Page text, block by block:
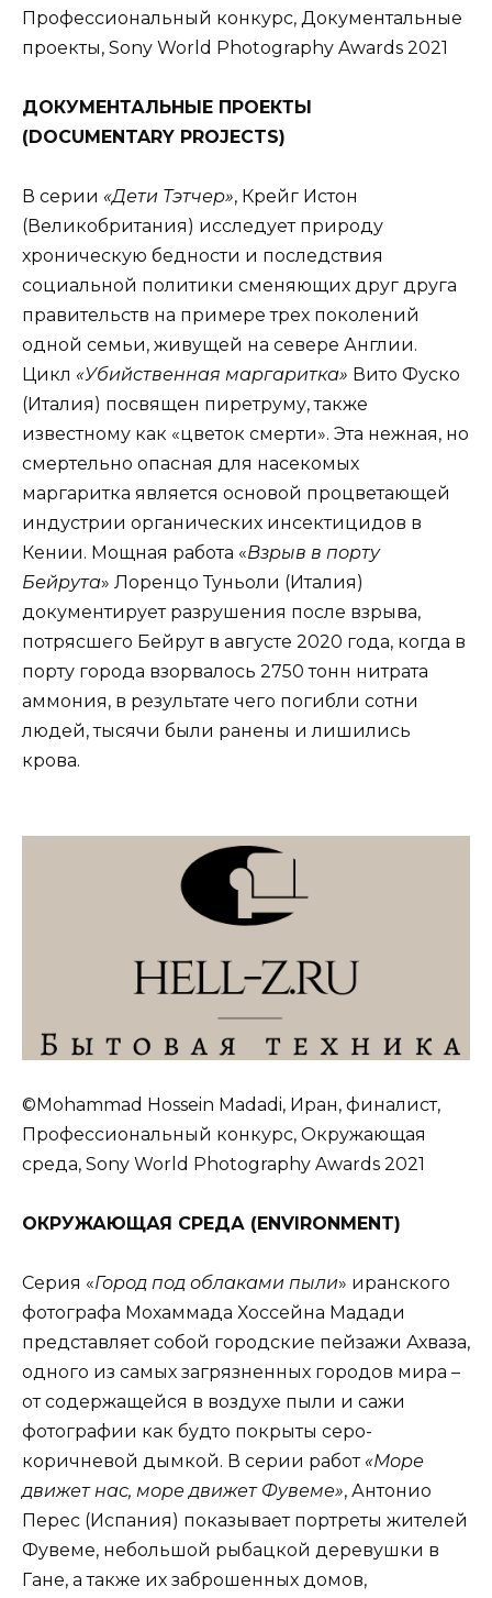
Профессиональный конкурс, Документальные
проекты, Sony World Photography Awards 2021
ДОКУМЕНТАЛЬНЫЕ ПРОЕКТЫ
(DOCUMENTARY PROJECTS)
В серии «Дети Тэтчер», Крейг Истон
(Великобритания) исследует природу
хроническую бедности и последствия
социальной политики сменяющих друг друга
правительств на примере трех поколений
одной семьи, живущей на севере Англии.
Цикл «Убийственная маргаритка» Вито Фуско
(Италия) посвящен пиретруму, также
известному как «цветок смерти». Эта нежная, но
смертельно опасная для насекомых
маргаритка является основой процветающей
индустрии органических инсектицидов в
Кении. Мощная работа «Взрыв в порту
Бейрута» Лоренцо Туньоли (Италия)
документирует разрушения после взрыва,
потрясшего Бейрут в августе 2020 года, когда в
порту города взорвалось 2750 тонн нитрата
аммония, в результате чего погибли сотни
людей, тысячи были ранены и лишились
крова.
©Mohammad Hossein Madadi, Иран, финалист,
Профессиональный конкурс, Окружающая
среда, Sony World Photography Awards 2021
ОКРУЖАЮЩАЯ СРЕДА (ENVIRONMENT)
Серия «Город под облаками пыли» иранского
фотографа Мохаммада Хоссейна Мадади
представляет собой городские пейзажи Ахваза,
одного из самых загрязненных городов мира –
от содержащейся в воздухе пыли и сажи
фотографии как будто покрыты серо-
коричневой дымкой. В серии работ«Море
движет нас, море движет Фувеме», Антонио
Перес (Испания) показывает портреты жителей
Фувеме, небольшой рыбацкой деревушки в
Гане, а также их заброшенных домов,